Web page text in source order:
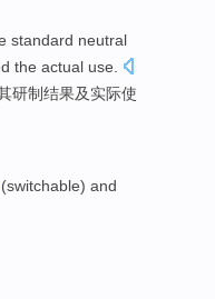
standard neutral
the actual use
研制结果及实际使
(switchable) and